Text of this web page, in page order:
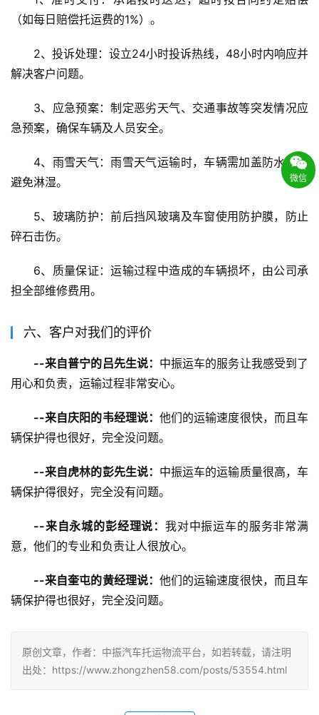
（如每日赔偿托运费的1%）。
2、投诉处理：设立24小时投诉热线，48小时内响应并
解决客户问题。
3、应急预案：制定恶劣天气、交通事故等突发情况应
急预案，确保车辆及人员安全。
4、雨雪天气：雨雪天气运输时，车辆需加盖防水布，
避免淋湿。
5、玻璃防护：前后挡风玻璃及车窗使用防护膜，防止
碎石击伤。
6、质量保证：运输过程中造成的车辆损坏，由公司承
担全部维修费用。
六、客户对我们的评价
--来自普宁的吕先生说： 中振运车的服务让我感受到了
用心和负责，运输过程非常安心。
--来自庆阳的韦经理说： 他们的运输速度很快，而且车
辆保护得也很好，完全没问题。
--来自虎林的彭先生说： 中振运车的运输质量很高，车
辆保护得很好，完全没有问题。
--来自永城的彭经理说： 我对中振运车的服务非常满
意，他们的专业和负责让人很放心。
--来自奎屯的黄经理说： 他们的运输速度很快，而且车
辆保护得也很好，完全没问题。
原创文章，作者：中振汽车托运物流平台，如若转载，请注明
出处：https://www.zhongzhen58.com/posts/53554.html
微信